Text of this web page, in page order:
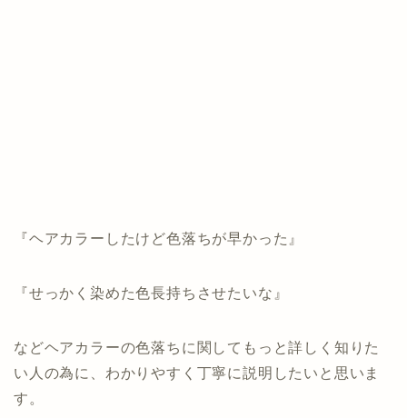
『ヘアカラーしたけど色落ちが早かった』
『せっかく染めた色長持ちさせたいな』
などヘアカラーの色落ちに関してもっと詳しく知りた
い人の為に、わかりやすく丁寧に説明したいと思いま
す。